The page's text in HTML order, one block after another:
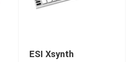
ESI Xsynth